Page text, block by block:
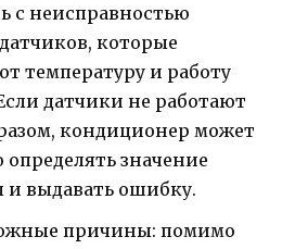
с неисправностью
которые
температуру и работу
датчики не работают
кондиционер может
значение
и выдавать ошибку.
причины: помимо